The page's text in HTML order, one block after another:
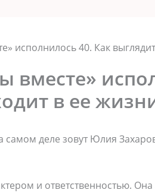
исполнилось 40. Как
вместе»
в ее
деле зовут Юлия
и ответственностью.